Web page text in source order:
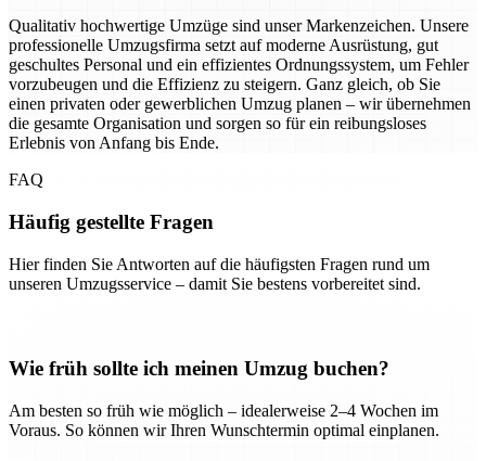
Qualitativ hochwertige Umzüge sind unser Markenzeichen. Unsere
professionelle Umzugsfirma setzt auf moderne Ausrüstung, gut
geschultes Personal und ein effizientes Ordnungssystem, um Fehler
vorzubeugen und die Effizienz zu steigern. Ganz gleich, ob Sie
einen privaten oder gewerblichen Umzug planen – wir übernehmen
die gesamte Organisation und sorgen so für ein reibungsloses
Erlebnis von Anfang bis Ende.
FAQ
Häufig gestellte Fragen
Hier finden Sie Antworten auf die häufigsten Fragen rund um
unseren Umzugsservice – damit Sie bestens vorbereitet sind.
Wie früh sollte ich meinen Umzug buchen?
Am besten so früh wie möglich – idealerweise 2–4 Wochen im
Voraus. So können wir Ihren Wunschtermin optimal einplanen.